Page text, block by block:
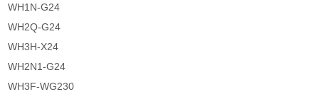
WH1N-G24
WH2Q-G24
WH3H-X24
WH2N1-G24
WH3F-WG230